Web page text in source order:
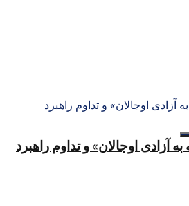
به آزادی اوجالان» و تداوم راهبرد